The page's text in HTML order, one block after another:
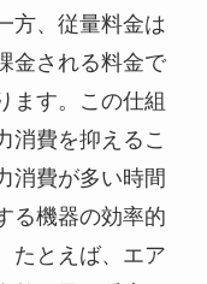
方、従量料金は
金される料金で
ます。この仕組
消費を抑えるこ
消費が多い時間
る機器の効率的
たとえば、エア